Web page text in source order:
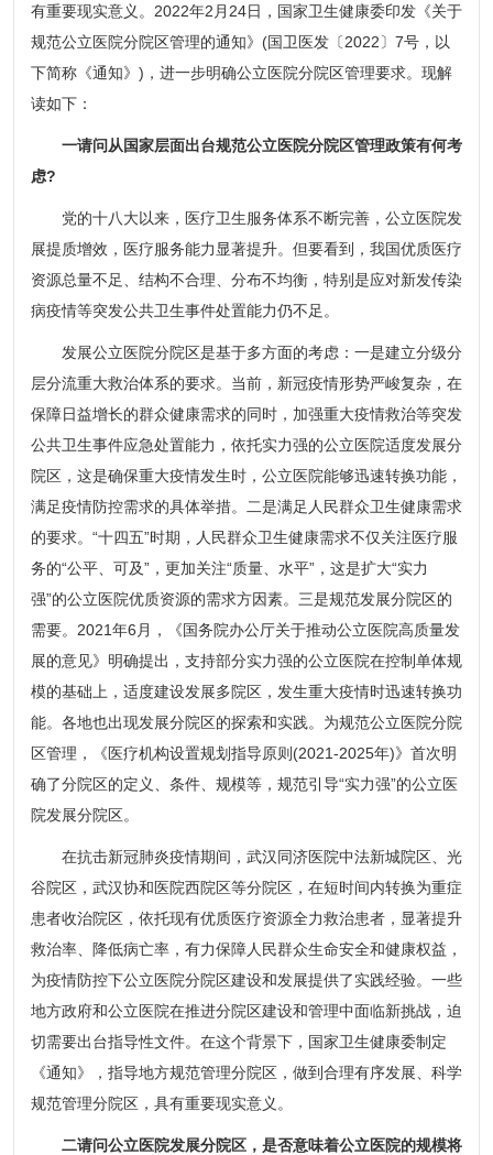
有重要现实意义。2022年2月24日，国家卫生健康委印发《关于
规范公立医院分院区管理的通知》(国卫医发〔2022〕7号，以
下简称《通知》)，进一步明确公立医院分院区管理要求。现解
读如下：
一请问从国家层面出台规范公立医院分院区管理政策有何考
虑?
党的十八大以来，医疗卫生服务体系不断完善，公立医院发
展提质增效，医疗服务能力显著提升。但要看到，我国优质医疗
资源总量不足、结构不合理、分布不均衡，特别是应对新发传染
病疫情等突发公共卫生事件处置能力仍不足。
发展公立医院分院区是基于多方面的考虑：一是建立分级分
层分流重大救治体系的要求。当前，新冠疫情形势严峻复杂，在
保障日益增长的群众健康需求的同时，加强重大疫情救治等突发
公共卫生事件应急处置能力，依托实力强的公立医院适度发展分
院区，这是确保重大疫情发生时，公立医院能够迅速转换功能，
满足疫情防控需求的具体举措。二是满足人民群众卫生健康需求
的要求。“十四五”时期，人民群众卫生健康需求不仅关注医疗服
务的“公平、可及”，更加关注“质量、水平”，这是扩大“实力
强”的公立医院优质资源的需求方因素。三是规范发展分院区的
需要。2021年6月，《国务院办公厅关于推动公立医院高质量发
展的意见》明确提出，支持部分实力强的公立医院在控制单体规
模的基础上，适度建设发展多院区，发生重大疫情时迅速转换功
能。各地也出现发展分院区的探索和实践。为规范公立医院分院
区管理，《医疗机构设置规划指导原则(2021-2025年)》首次明
确了分院区的定义、条件、规模等，规范引导“实力强”的公立医
院发展分院区。
在抗击新冠肺炎疫情期间，武汉同济医院中法新城院区、光
谷院区，武汉协和医院西院区等分院区，在短时间内转换为重症
患者收治院区，依托现有优质医疗资源全力救治患者，显著提升
救治率、降低病亡率，有力保障人民群众生命安全和健康权益，
为疫情防控下公立医院分院区建设和发展提供了实践经验。一些
地方政府和公立医院在推进分院区建设和管理中面临新挑战，迫
切需要出台指导性文件。在这个背景下，国家卫生健康委制定
《通知》，指导地方规范管理分院区，做到合理有序发展、科学
规范管理分院区，具有重要现实意义。
二请问公立医院发展分院区，是否意味着公立医院的规模将